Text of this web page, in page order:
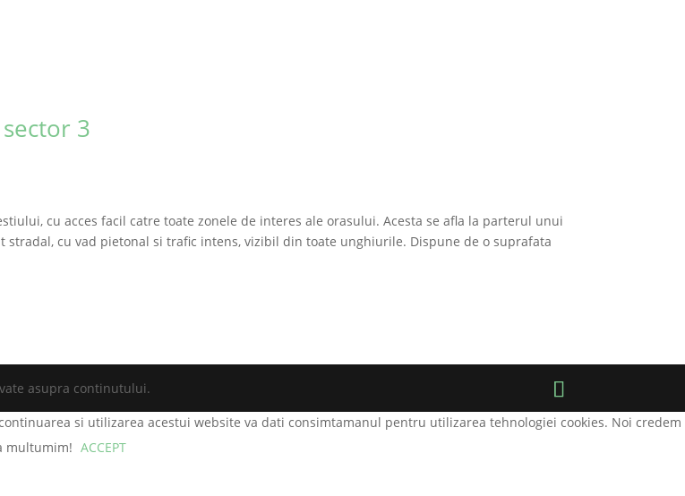
3
cu acces facil catre toate zonele de interes ale orasului. Acesta se afla la parterul unui
cu vad pietonal si trafic intens, vizibil din toate unghiurile. Dispune de o suprafata
asupra continutului.
si utilizarea acestui website va dati consimtamanul pentru utilizarea tehnologiei cookies. Noi credem
multumim! ACCEPT